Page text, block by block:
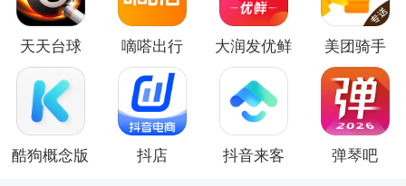
天天台球 嘀嗒出行 大润发优鲜 美团骑手
酷狗概念版 抖店 抖音来客 弹琴吧